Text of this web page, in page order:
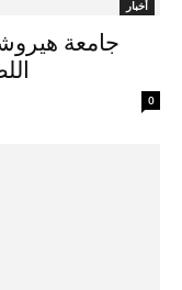
أخبار
جامعة
0